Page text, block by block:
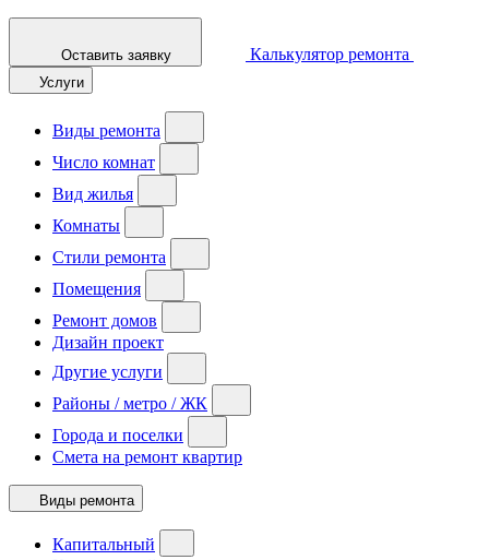
Оставить заявку Калькулятор ремонта
Услуги
Виды ремонта
Число комнат
Вид жилья
Комнаты
Стили ремонта
Помещения
Ремонт домов
Дизайн проект
Другие услуги
Районы / метро / ЖК
Города и поселки
Смета на ремонт квартир
Виды ремонта
Капитальный